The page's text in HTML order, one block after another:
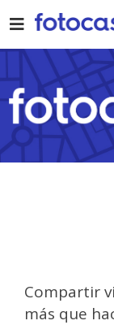
to
content
Compartir
más que